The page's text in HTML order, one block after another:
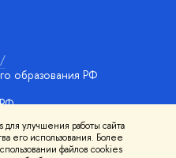
улучшения работы сайта
его использования. Более
файлов cookies
образования РФ